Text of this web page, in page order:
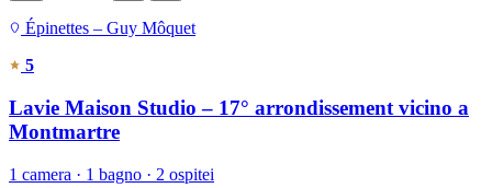
Épinettes – Guy Môquet
5
Lavie Maison Studio – 17° arrondissement vicino a
Montmartre
1 camera · 1 bagno · 2 ospitei